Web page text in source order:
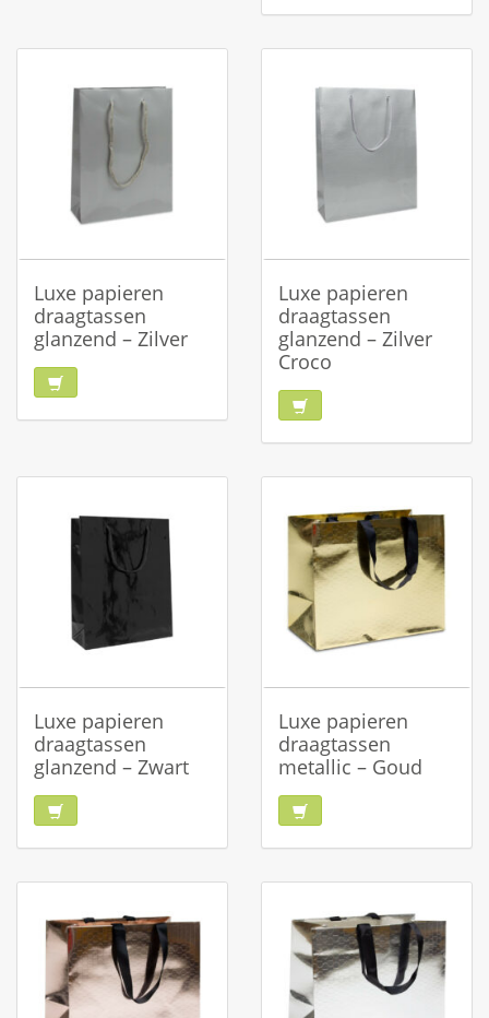
Luxe papieren
draagtassen
glanzend – Zilver
Luxe papieren
draagtassen
glanzend – Zilver
Croco
Luxe papieren
draagtassen
glanzend – Zwart
Luxe papieren
draagtassen
metallic – Goud